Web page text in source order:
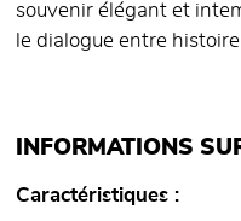
souvenir élégant et
le dialogue entre
INFORMATIONS
Caractéristiques